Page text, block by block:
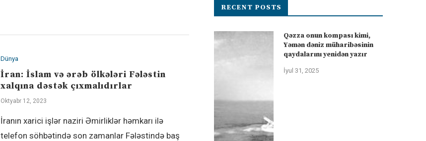
Dünya
İran: İslam və ərəb ölkələri Fələstin
xalqına dəstək çıxmalıdırlar
Oktyabr 12, 2023
İranın xarici işlər naziri Əmirliklər həmkarı ilə
telefon söhbətində son zamanlar Fələstində baş
RECENT POSTS
Qəzza onun kompası kimi,
Yəmən dəniz müharibəsinin
qaydalarını yenidən yazır
İyul 31, 2025